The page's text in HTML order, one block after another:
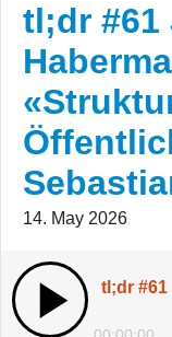
tl;dr #61
14. May 2026